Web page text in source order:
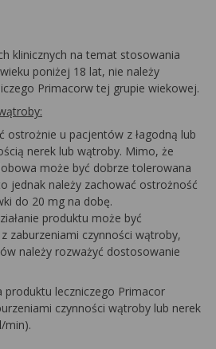
klinicznych na temat stosowania
poniżej 18 lat, nie należy
Primacorw tej grupie wiekowej.
ostrożnie u pacjentów z łagodną lub
nerek lub wątroby. Mimo, że
może być dobrze tolerowana
jednak należy zachować ostrożność
do 20 mg na dobę.
produktu może być
zaburzeniami czynności wątroby,
należy rozważyć dostosowanie
produktu leczniczego Primacor
czynności wątroby lub nerek
min).